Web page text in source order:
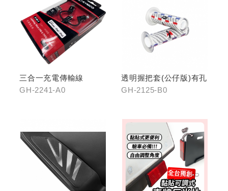
三合一充電傳輸線
GH-2241-A0
透明握把套(公仔版)有孔
GH-2125-B0